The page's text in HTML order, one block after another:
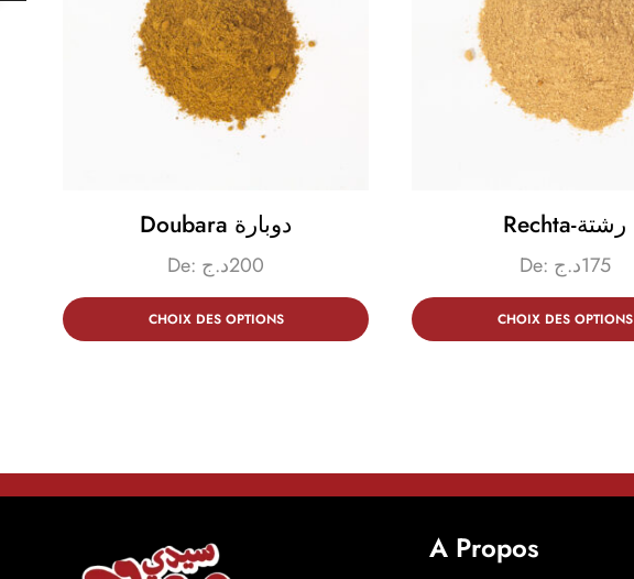
Doubara دوبارة
De: 200د.ج
CHOIX DES OPTIONS
Rechta-رشتة
De: 175د.ج
CHOIX DES OPTIONS
A Propos